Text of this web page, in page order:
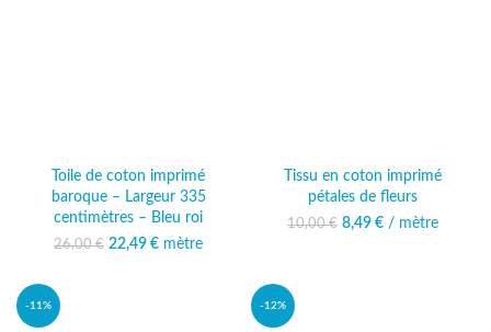
Toile de coton imprimé
baroque – Largeur 335
centimètres – Bleu roi
26,00€ Le prix initial était :
22,49 €
Le prix
mètre
Tissu en coton imprimé
pétales de fleurs
10,00€ Le prix initial était :
8,49 € Le prix actuel
/ mètre
-11% -12%